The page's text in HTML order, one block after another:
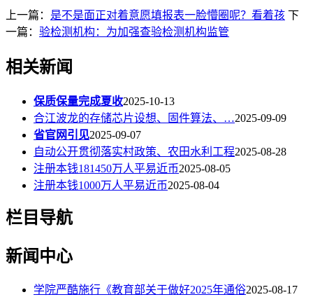
上一篇： 是不是面正对着意愿填报表一脸懵圈呢？看着孩 下
一篇： 验检测机构：为加强查验检测机构监管
相关新闻
保质保量完成夏收2025-10-13
合江波龙的存储芯片设想、固件算法、…2025-09-09
省官网引见2025-09-07
自动公开贯彻落实村政策、农田水利工程2025-08-28
注册本钱181450万人平易近币2025-08-05
注册本钱1000万人平易近币2025-08-04
栏目导航
新闻中心
学院严酷施行《教育部关于做好2025年通俗2025-08-17